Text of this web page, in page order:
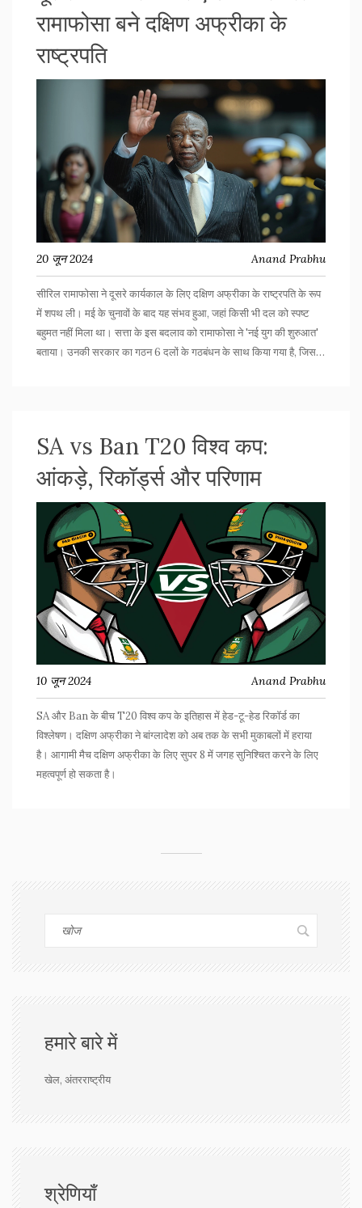
रामाफोसा बने दक्षिण अफ्रीका के
राष्ट्रपति
20 जून 2024 Anand Prabhu
सीरिल रामाफोसा ने दूसरे कार्यकाल के लिए दक्षिण अफ्रीका के राष्ट्रपति के रूप
में शपथ ली। मई के चुनावों के बाद यह संभव हुआ, जहां किसी भी दल को स्पष्ट
बहुमत नहीं मिला था। सत्ता के इस बदलाव को रामाफोसा ने 'नई युग की शुरुआत'
बताया। उनकी सरकार का गठन 6 दलों के गठबंधन के साथ किया गया है, जिसमें
SA vs Ban T20 विश्व कप:
आंकड़े, रिकॉर्ड्स और परिणाम
10 जून 2024 Anand Prabhu
SA और Ban के बीच T20 विश्व कप के इतिहास में हेड-टू-हेड रिकॉर्ड का
विश्लेषण। दक्षिण अफ्रीका ने बांग्लादेश को अब तक के सभी मुकाबलों में हराया
है। आगामी मैच दक्षिण अफ्रीका के लिए सुपर 8 में जगह सुनिश्चित करने के लिए
महत्वपूर्ण हो सकता है।
हमारे बारे में
खेल, अंतरराष्ट्रीय
श्रेणियाँ